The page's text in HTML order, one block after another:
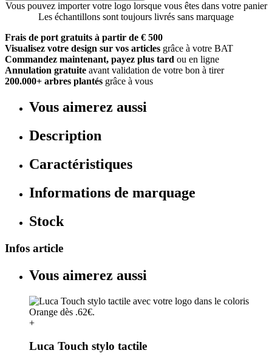
Vous pouvez importer votre logo lorsque vous êtes dans votre panier
Les échantillons sont toujours livrés sans marquage
Frais de port gratuits à partir de € 500
Visualisez votre design sur vos articles grâce à votre BAT
Commandez maintenant, payez plus tard ou en ligne
Annulation gratuite avant validation de votre bon à tirer
200.000+ arbres plantés grâce à vous
Vous aimerez aussi
Description
Caractéristiques
Informations de marquage
Stock
Infos article
Vous aimerez aussi
+
Luca Touch stylo tactile